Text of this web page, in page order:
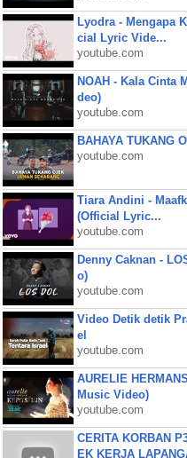
Lyodra - Mengapa
cial Lyric Vide...
youtube.com
NOAH - Kala Cinta
deo)
youtube.com
BAHAYA TUKANG
youtube.com
Tiara Andini -
(Official Lyric...
youtube.com
Denny Caknan -
o)
youtube.com
Video Detik detik
el
youtube.com
AURELIE
Music Video)
youtube.com
CERITA KORBAN
EK KERJA